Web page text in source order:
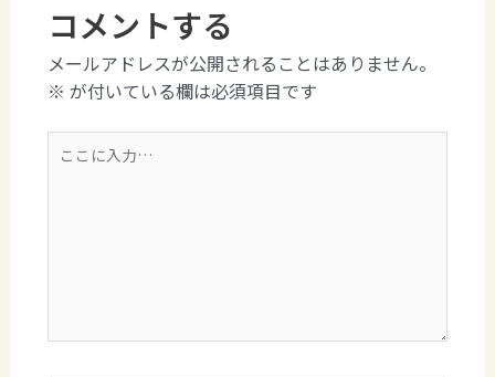
コメントする
メールアドレスが公開されることはありません。
※ が付いている欄は必須項目です